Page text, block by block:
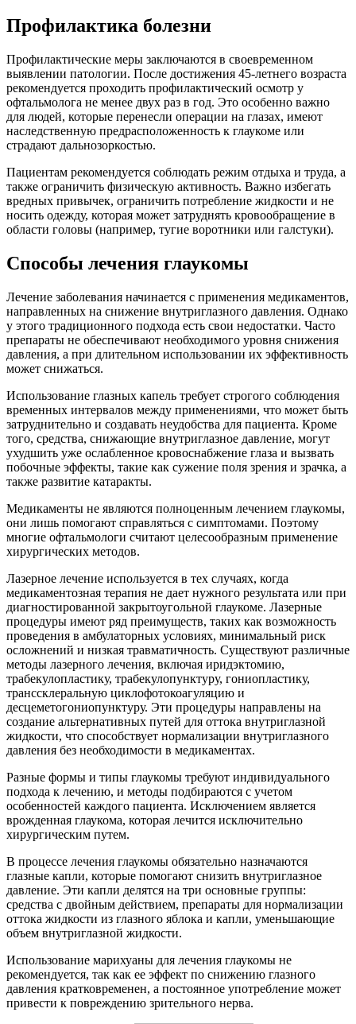
Профилактика болезни
Профилактические меры заключаются в своевременном
выявлении патологии. После достижения 45-летнего возраста
рекомендуется проходить профилактический осмотр у
офтальмолога не менее двух раз в год. Это особенно важно
для людей, которые перенесли операции на глазах, имеют
наследственную предрасположенность к глаукоме или
страдают дальнозоркостью.
Пациентам рекомендуется соблюдать режим отдыха и труда, а
также ограничить физическую активность. Важно избегать
вредных привычек, ограничить потребление жидкости и не
носить одежду, которая может затруднять кровообращение в
области головы (например, тугие воротники или галстуки).
Способы лечения глаукомы
Лечение заболевания начинается с применения медикаментов,
направленных на снижение внутриглазного давления. Однако
у этого традиционного подхода есть свои недостатки. Часто
препараты не обеспечивают необходимого уровня снижения
давления, а при длительном использовании их эффективность
может снижаться.
Использование глазных капель требует строгого соблюдения
временных интервалов между применениями, что может быть
затруднительно и создавать неудобства для пациента. Кроме
того, средства, снижающие внутриглазное давление, могут
ухудшить уже ослабленное кровоснабжение глаза и вызвать
побочные эффекты, такие как сужение поля зрения и зрачка, а
также развитие катаракты.
Медикаменты не являются полноценным лечением глаукомы,
они лишь помогают справляться с симптомами. Поэтому
многие офтальмологи считают целесообразным применение
хирургических методов.
Лазерное лечение используется в тех случаях, когда
медикаментозная терапия не дает нужного результата или при
диагностированной закрытоугольной глаукоме. Лазерные
процедуры имеют ряд преимуществ, таких как возможность
проведения в амбулаторных условиях, минимальный риск
осложнений и низкая травматичность. Существуют различные
методы лазерного лечения, включая иридэктомию,
трабекулопластику, трабекулопунктуру, гониопластику,
транссклеральную циклофотокоагуляцию и
десцеметогониопунктуру. Эти процедуры направлены на
создание альтернативных путей для оттока внутриглазной
жидкости, что способствует нормализации внутриглазного
давления без необходимости в медикаментах.
Разные формы и типы глаукомы требуют индивидуального
подхода к лечению, и методы подбираются с учетом
особенностей каждого пациента. Исключением является
врожденная глаукома, которая лечится исключительно
хирургическим путем.
В процессе лечения глаукомы обязательно назначаются
глазные капли, которые помогают снизить внутриглазное
давление. Эти капли делятся на три основные группы:
средства с двойным действием, препараты для нормализации
оттока жидкости из глазного яблока и капли, уменьшающие
объем внутриглазной жидкости.
Использование марихуаны для лечения глаукомы не
рекомендуется, так как ее эффект по снижению глазного
давления кратковременен, а постоянное употребление может
привести к повреждению зрительного нерва.